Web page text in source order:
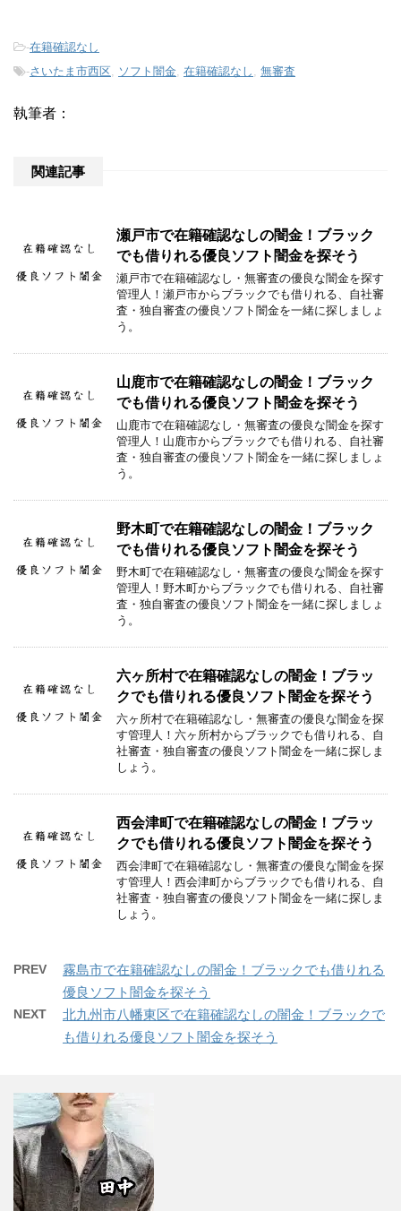
-在籍確認なし
-さいたま市西区, ソフト闇金, 在籍確認なし , 無審査
執筆者：
関連記事
瀬戸市で在籍確認なしの闇金！ブラック
でも借りれる優良ソフト闇金を探そう
瀬戸市で在籍確認なし・無審査の優良な闇金を探す
管理人！瀬戸市からブラックでも借りれる、自社審
査・独自審査の優良ソフト闇金を一緒に探しましょ
う。
山鹿市で在籍確認なしの闇金！ブラック
でも借りれる優良ソフト闇金を探そう
山鹿市で在籍確認なし・無審査の優良な闇金を探す
管理人！山鹿市からブラックでも借りれる、自社審
査・独自審査の優良ソフト闇金を一緒に探しましょ
う。
野木町で在籍確認なしの闇金！ブラック
でも借りれる優良ソフト闇金を探そう
野木町で在籍確認なし・無審査の優良な闇金を探す
管理人！野木町からブラックでも借りれる、自社審
査・独自審査の優良ソフト闇金を一緒に探しましょ
う。
六ヶ所村で在籍確認なしの闇金！ブラッ
クでも借りれる優良ソフト闇金を探そう
六ヶ所村で在籍確認なし・無審査の優良な闇金を探
す管理人！六ヶ所村からブラックでも借りれる、自
社審査・独自審査の優良ソフト闇金を一緒に探しま
しょう。
西会津町で在籍確認なしの闇金！ブラッ
クでも借りれる優良ソフト闇金を探そう
西会津町で在籍確認なし・無審査の優良な闇金を探
す管理人！西会津町からブラックでも借りれる、自
社審査・独自審査の優良ソフト闇金を一緒に探しま
しょう。
PREV
霧島市で在籍確認なしの闇金！ブラックでも借りれる
優良ソフト闇金を探そう
NEXT
北九州市八幡東区で在籍確認なしの闇金！ブラックで
も借りれる優良ソフト闇金を探そう